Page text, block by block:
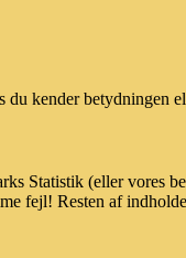
kender betydningen
Statistik (eller vores
fejl! Resten af